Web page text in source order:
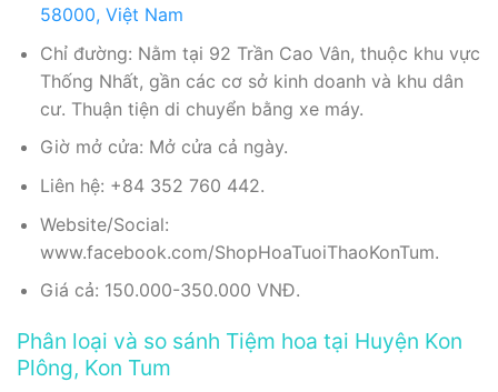
58000, Việt Nam
Chỉ đường: Nằm tại 92 Trần Cao Vân, thuộc khu vực
Thống Nhất, gần các cơ sở kinh doanh và khu dân
cư. Thuận tiện di chuyển bằng xe máy.
Giờ mở cửa: Mở cửa cả ngày.
Liên hệ: +84 352 760 442.
Website/Social:
www.facebook.com/ShopHoaTuoiThaoKonTum.
Giá cả: 150.000-350.000 VNĐ.
Phân loại và so sánh Tiệm hoa tại Huyện Kon
Plông, Kon Tum